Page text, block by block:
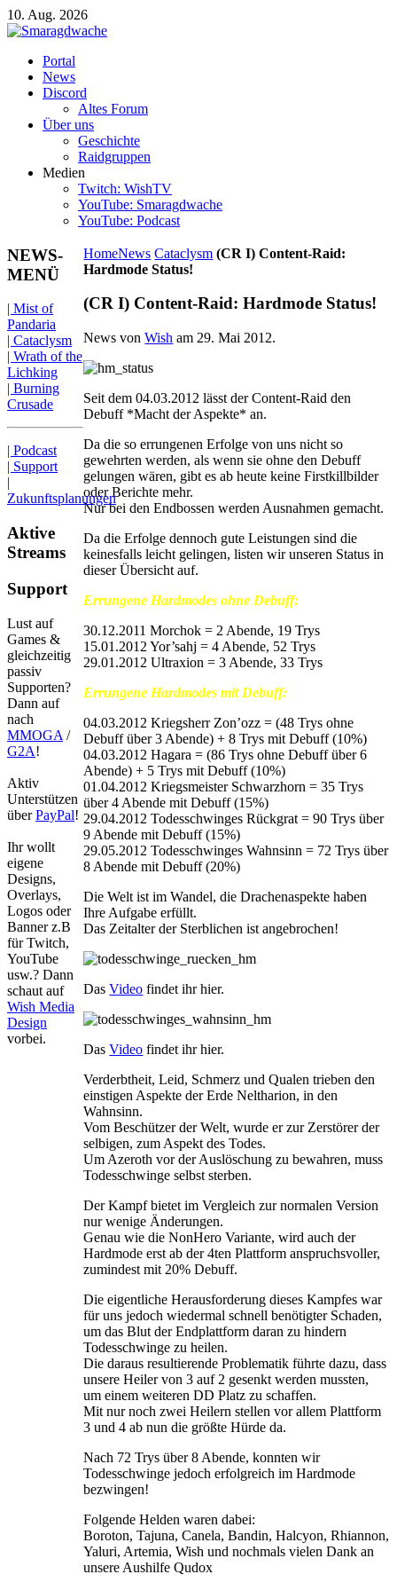
10. Aug. 2026
Portal
News
Discord
Altes Forum
Über uns
Geschichte
Raidgruppen
Medien
Twitch: WishTV
YouTube: Smaragdwache
YouTube: Podcast
HomeNews Cataclysm (CR I) Content-Raid:
Hardmode Status!
(CR I) Content-Raid: Hardmode Status!
News vonWish am 29. Mai 2012.
Seit dem 04.03.2012 lässt der Content-Raid den
Debuff *Macht der Aspekte* an.
Da die so errungenen Erfolge von uns nicht so
gewehrten werden, als wenn sie ohne den Debuff
gelungen wären, gibt es ab heute keine Firstkillbilder
oder Berichte mehr.
Nur bei den Endbossen werden Ausnahmen gemacht.
Da die Erfolge dennoch gute Leistungen sind die
keinesfalls leicht gelingen, listen wir unseren Status in
dieser Übersicht auf.
Errungene Hardmodes ohne Debuff:
30.12.2011 Morchok = 2 Abende, 19 Trys
15.01.2012 Yor’sahj = 4 Abende, 52 Trys
29.01.2012 Ultraxion = 3 Abende, 33 Trys
Errungene Hardmodes mit Debuff:
04.03.2012 Kriegsherr Zon’ozz = (48 Trys ohne
Debuff über 3 Abende) + 8 Trys mit Debuff (10%)
04.03.2012 Hagara = (86 Trys ohne Debuff über 6
Abende) + 5 Trys mit Debuff (10%)
01.04.2012 Kriegsmeister Schwarzhorn = 35 Trys
über 4 Abende mit Debuff (15%)
29.04.2012 Todesschwinges Rückgrat = 90 Trys über
9 Abende mit Debuff (15%)
29.05.2012 Todesschwinges Wahnsinn = 72 Trys über
8 Abende mit Debuff (20%)
Die Welt ist im Wandel, die Drachenaspekte haben
Ihre Aufgabe erfüllt.
Das Zeitalter der Sterblichen ist angebrochen!
DasVideo findet ihr hier.
DasVideo findet ihr hier.
Verderbtheit, Leid, Schmerz und Qualen trieben den
einstigen Aspekte der Erde Neltharion, in den
Wahnsinn.
Vom Beschützer der Welt, wurde er zur Zerstörer der
selbigen, zum Aspekt des Todes.
Um Azeroth vor der Auslöschung zu bewahren, muss
Todesschwinge selbst sterben.
Der Kampf bietet im Vergleich zur normalen Version
nur wenige Änderungen.
Genau wie die NonHero Variante, wird auch der
Hardmode erst ab der 4ten Plattform anspruchsvoller,
zumindest mit 20% Debuff.
Die eigentliche Herausforderung dieses Kampfes war
für uns jedoch wiedermal schnell benötigter Schaden,
um das Blut der Endplattform daran zu hindern
Todesschwinge zu heilen.
Die daraus resultierende Problematik führte dazu, dass
unsere Heiler von 3 auf 2 gesenkt werden mussten,
um einem weiteren DD Platz zu schaffen.
Mit nur noch zwei Heilern stellen vor allem Plattform
3 und 4 ab nun die größte Hürde da.
Nach 72 Trys über 8 Abende, konnten wir
Todesschwinge jedoch erfolgreich im Hardmode
bezwingen!
Folgende Helden waren dabei:
Boroton, Tajuna, Canela, Bandin, Halcyon, Rhiannon,
Yaluri, Artemia, Wish und nochmals vielen Dank an
unsere Aushilfe Qudox
NEWS-
MENÜ
| Mist of
Pandaria
| Cataclysm
| Wrath of the
Lichking
| Burning
Crusade
| Podcast
| Support
|
Zukunftsplanungen
Aktive
Streams
Support
Lust auf
Games &
gleichzeitig
passiv
Supporten?
Dann auf
nach
MMOGA /
G2A!
Aktiv
Unterstützen
überPayPal!
Ihr wollt
eigene
Designs,
Overlays,
Logos oder
Banner z.B
für Twitch,
YouTube
usw.? Dann
schaut auf
Wish Media
Design
vorbei.